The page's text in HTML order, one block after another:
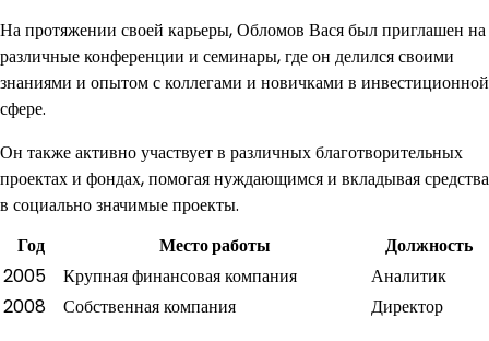
На протяжении своей карьеры, Обломов Вася был приглашен на
различные конференции и семинары, где он делился своими
знаниями и опытом с коллегами и новичками в инвестиционной
сфере.
Он также активно участвует в различных благотворительных
проектах и фондах, помогая нуждающимся и вкладывая средства
в социально значимые проекты.
Год
Место работы
Должность
2005
Крупная финансовая компания
Аналитик
2008
Собственная компания Директор